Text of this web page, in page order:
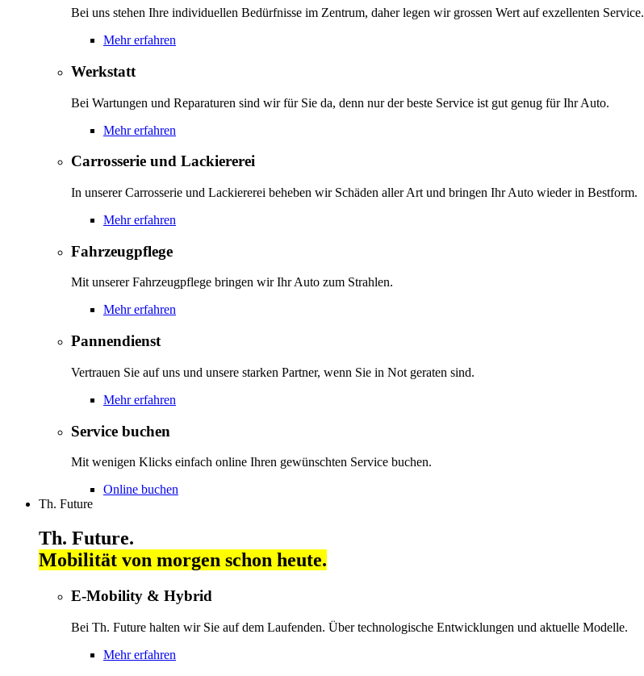
Bei uns stehen Ihre individuellen Bedürfnisse im Zentrum, daher legen wir grossen Wert auf exzellenten Service.
Mehr erfahren
Werkstatt
Bei Wartungen und Reparaturen sind wir für Sie da, denn nur der beste Service ist gut genug für Ihr Auto.
Mehr erfahren
Carrosserie und Lackiererei
In unserer Carrosserie und Lackiererei beheben wir Schäden aller Art und bringen Ihr Auto wieder in Bestform.
Mehr erfahren
Fahrzeugpflege
Mit unserer Fahrzeugpflege bringen wir Ihr Auto zum Strahlen.
Mehr erfahren
Pannendienst
Vertrauen Sie auf uns und unsere starken Partner, wenn Sie in Not geraten sind.
Mehr erfahren
Service buchen
Mit wenigen Klicks einfach online Ihren gewünschten Service buchen.
Online buchen
Th. Future
Th. Future.
Mobilität von morgen schon heute.
E-Mobility & Hybrid
Bei Th. Future halten wir Sie auf dem Laufenden. Über technologische Entwicklungen und aktuelle Modelle.
Mehr erfahren